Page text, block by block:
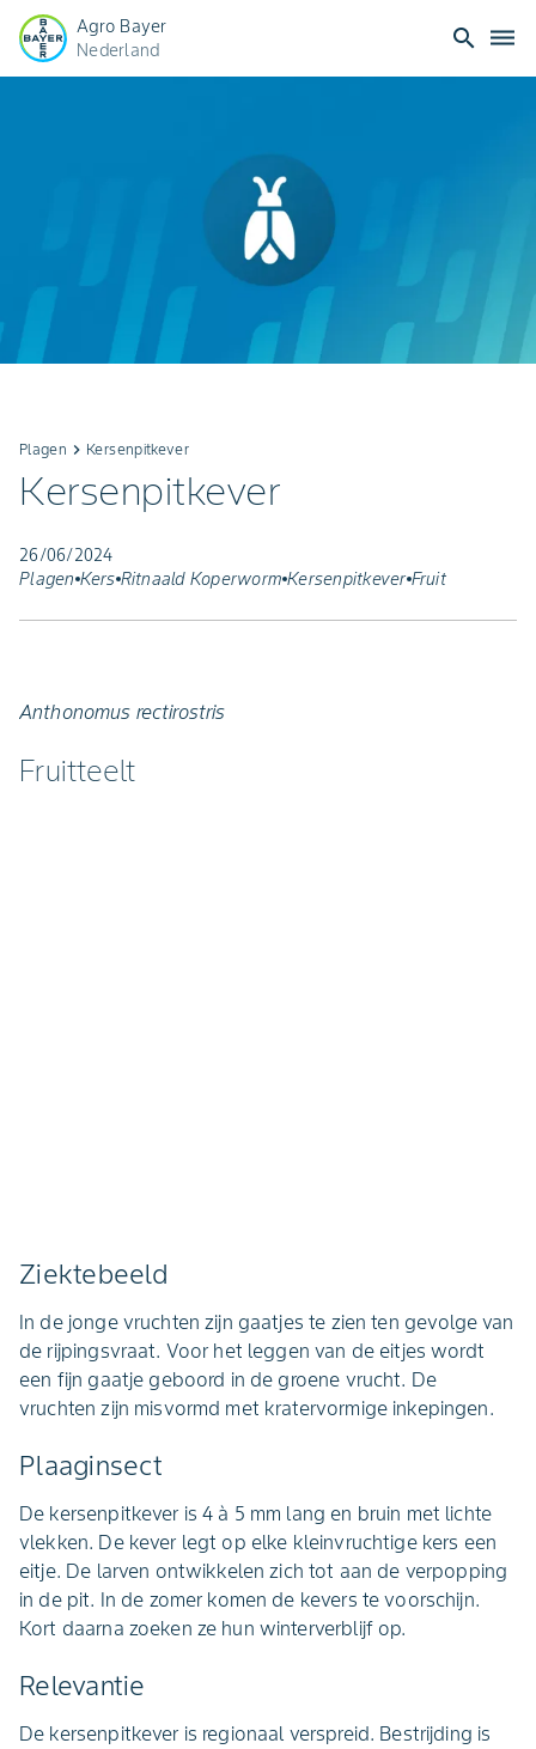
Agro Bayer
Nederland
search dehaze
Plagen keyboard_arrow_right Kersenpitkever
Kersenpitkever
26/06/2024
Plagen Kers Ritnaald Koperworm Kersenpitkever Fruit
Anthonomus rectirostris
Fruitteelt
Ziektebeeld
In de jonge vruchten zijn gaatjes te zien ten gevolge van
de rijpingsvraat. Voor het leggen van de eitjes wordt
een fijn gaatje geboord in de groene vrucht. De
vruchten zijn misvormd met kratervormige inkepingen.
Plaaginsect
De kersenpitkever is 4 à 5 mm lang en bruin met lichte
vlekken. De kever legt op elke kleinvruchtige kers een
eitje. De larven ontwikkelen zich tot aan de verpopping
in de pit. In de zomer komen de kevers te voorschijn.
Kort daarna zoeken ze hun winterverblijf op.
Relevantie
De kersenpitkever is regionaal verspreid. Bestrijding is